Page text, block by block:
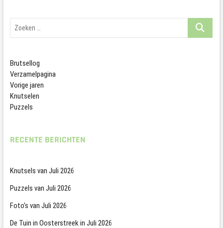
Zoeken
Brutsellog
Verzamelpagina
Vorige jaren
Knutselen
Puzzels
RECENTE BERICHTEN
Knutsels van Juli 2026
Puzzels van Juli 2026
Foto’s van Juli 2026
De Tuin in Oosterstreek in Juli 2026